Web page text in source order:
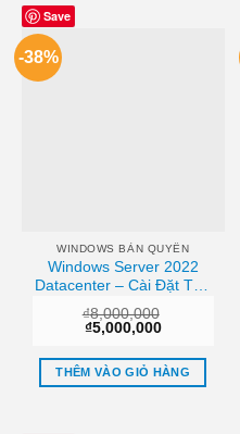
Save
-38%
WINDOWS BẢN QUYỀN
Windows Server 2022
Datacenter – Cài Đặt Tận
₫8,000,000
Giá
là:
₫8,000,000.
₫5,000,000Giá
tại
là:
₫5,000,000.
THÊM VÀO GIỎ HÀNG